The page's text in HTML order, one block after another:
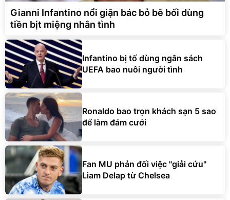
Gianni Infantino nổi giận bác bỏ bê bối dùng
tiền bịt miệng nhân tình
Infantino bị tố dùng ngân sách
UEFA bao nuôi người tình
Ronaldo bao trọn khách sạn 5 sao
để làm đám cưới
Fan MU phản đối việc "giải cứu"
Liam Delap từ Chelsea